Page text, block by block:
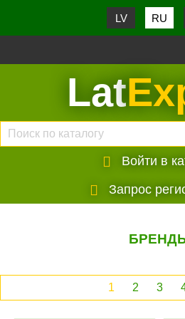
LV RU
Lat
Войти в
Запрос
1 2 3